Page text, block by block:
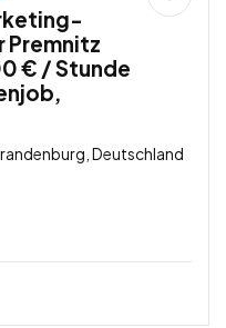
Premnitz
€ / Stunde
Deutschland